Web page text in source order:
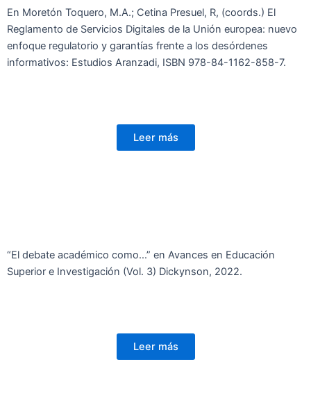
En Moretón Toquero, M.A.; Cetina Presuel, R, (coords.) El
Reglamento de Servicios Digitales de la Unión europea: nuevo
enfoque regulatorio y garantías frente a los desórdenes
informativos: Estudios Aranzadi, ISBN 978-84-1162-858-7.
Leer más
“El debate académico como…” en Avances en Educación
Superior e Investigación (Vol. 3) Dickynson, 2022.
Leer más